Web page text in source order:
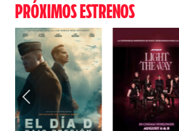
PRÓXIMOS ESTRENOS